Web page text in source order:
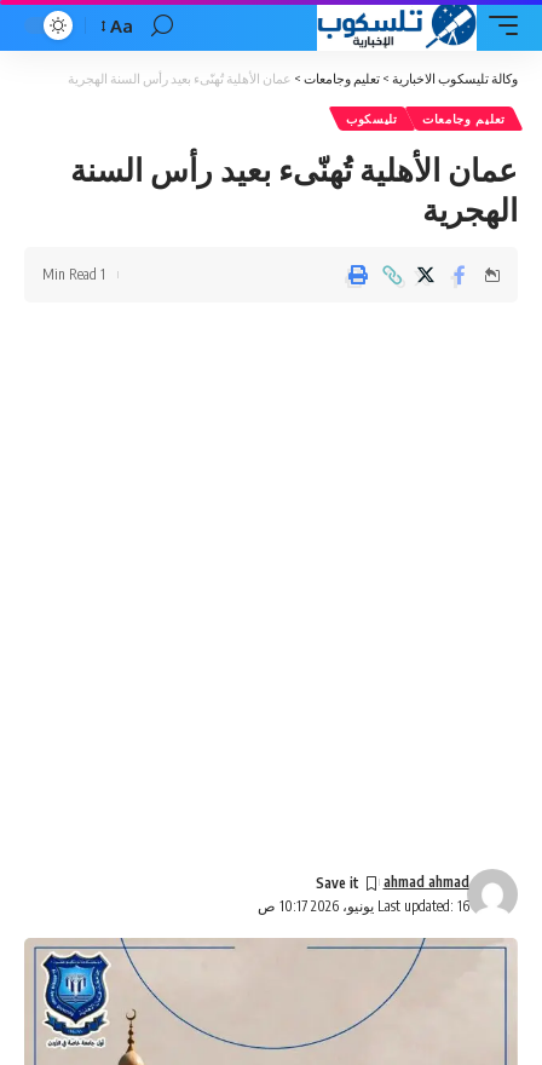
Font
Resizer
Aa
وكالة تليسكوب الاخبارية > تعليم وجامعات > عمان الأهلية تُهنّىء بعيد رأس السنة الهجرية
تعليم وجامعات تليسكوب
عمان الأهلية تُهنّىء بعيد رأس السنة
الهجرية
Last updated: 16 يونيو، 2026 10:17 ص
ahmad ahmad
1 Min Read